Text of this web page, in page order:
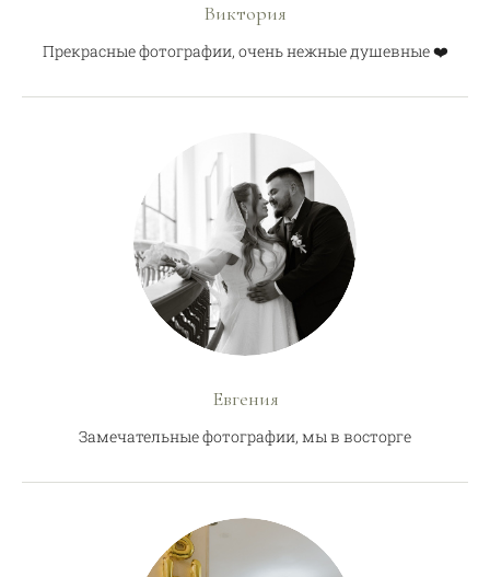
Виктория
Прекрасные фотографии, очень нежные душевные ❤️
Евгения
Замечательные фотографии, мы в восторге